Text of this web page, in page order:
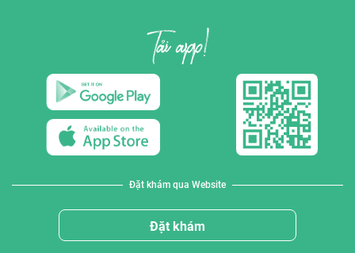
Đặt khám qua Website
Đặt khám